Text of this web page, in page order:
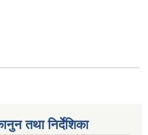
तथा निर्देशिका